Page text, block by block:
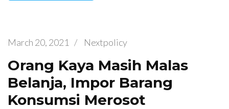
March 20, 2021 / Nextpolicy
Orang Kaya Masih Malas
Belanja, Impor Barang
Konsumsi Merosot